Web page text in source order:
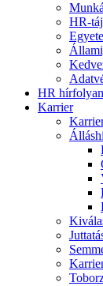
HR-
HR
Karrier